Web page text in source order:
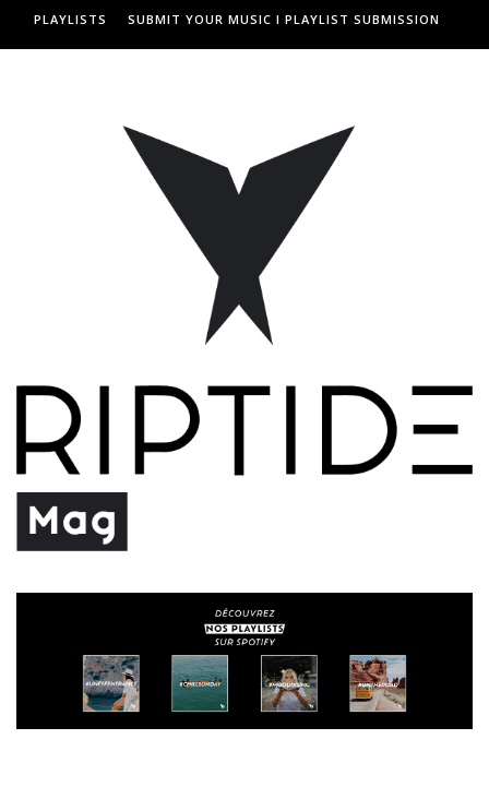
PLAYLISTS SUBMIT YOUR MUSIC I PLAYLIST SUBMISSION